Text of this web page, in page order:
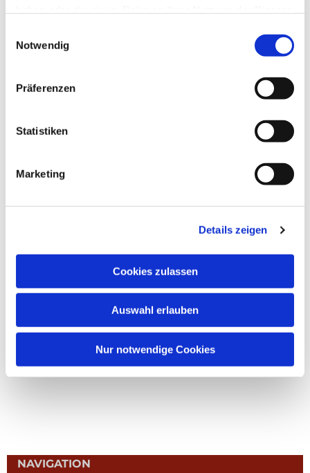
Notwendig
Präferenzen
Statistiken
Marketing
Details zeigen
Cookies zulassen
Auswahl erlauben
Nur notwendige Cookies
Dies könnte Sie auch
NAVIGATION